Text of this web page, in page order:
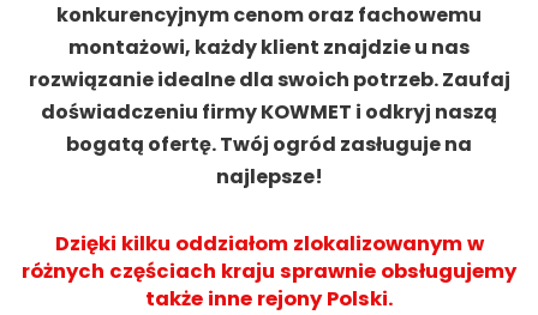
konkurencyjnym cenom oraz fachowemu
montażowi, każdy klient znajdzie u nas
rozwiązanie idealne dla swoich potrzeb. Zaufaj
doświadczeniu firmy KOWMET i odkryj naszą
bogatą ofertę. Twój ogród zasługuje na
najlepsze!
Dzięki kilku oddziałom zlokalizowanym w
różnych częściach kraju sprawnie obsługujemy
także inne rejony Polski.